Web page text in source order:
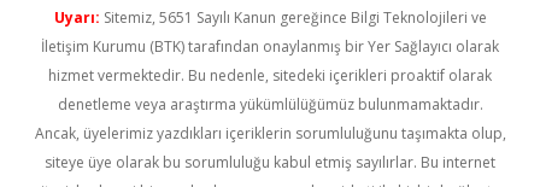
Uyarı: Sitemiz, 5651 Sayılı Kanun gereğince Bilgi Teknolojileri ve
İletişim Kurumu (BTK) tarafından onaylanmış bir Yer Sağlayıcı olarak
hizmet vermektedir. Bu nedenle, sitedeki içerikleri proaktif olarak
denetleme veya araştırma yükümlülüğümüz bulunmamaktadır.
Ancak, üyelerimiz yazdıkları içeriklerin sorumluluğunu taşımakta olup,
siteye üye olarak bu sorumluluğu kabul etmiş sayılırlar. Bu internet